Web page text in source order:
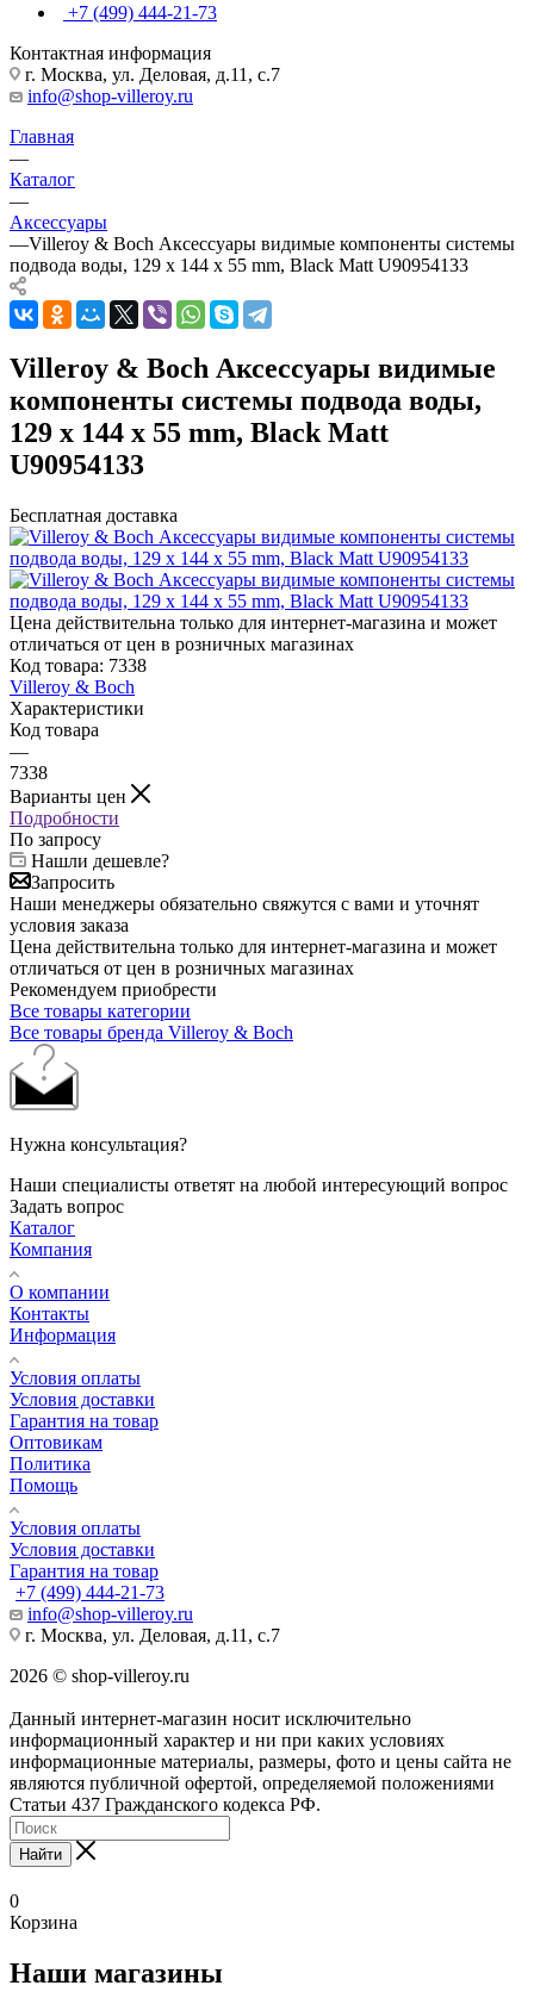
+7 (499) 444-21-73
Контактная информация
г. Москва, ул. Деловая, д.11, с.7
info@shop-villeroy.ru
Главная
—
Каталог
—
Аксессуары
—Villeroy & Boch Аксессуары видимые компоненты системы
подвода воды, 129 x 144 x 55 mm, Black Matt U90954133
Villeroy & Boch Аксессуары видимые
компоненты системы подвода воды,
129 x 144 x 55 mm, Black Matt
U90954133
Бесплатная доставка
Цена действительна только для интернет-магазина и может
отличаться от цен в розничных магазинах
Код товара: 7338
Villeroy & Boch
Характеристики
Код товара
—
7338
Варианты цен
Подробности
По запросу
Нашли дешевле?
Запросить
Наши менеджеры обязательно свяжутся с вами и уточнят
условия заказа
Цена действительна только для интернет-магазина и может
отличаться от цен в розничных магазинах
Рекомендуем приобрести
Все товары категории
Все товары бренда Villeroy & Boch
Нужна консультация?
Наши специалисты ответят на любой интересующий вопрос
Задать вопрос
Каталог
Компания
О компании
Контакты
Информация
Условия оплаты
Условия доставки
Гарантия на товар
Оптовикам
Политика
Помощь
Условия оплаты
Условия доставки
Гарантия на товар
+7 (499) 444-21-73
info@shop-villeroy.ru
г. Москва, ул. Деловая, д.11, с.7
2026 © shop-villeroy.ru
Данный интернет-магазин носит исключительно
информационный характер и ни при каких условиях
информационные материалы, размеры, фото и цены сайта не
являются публичной офертой, определяемой положениями
Статьи 437 Гражданского кодекса РФ.
Найти
0
Корзина
Наши магазины